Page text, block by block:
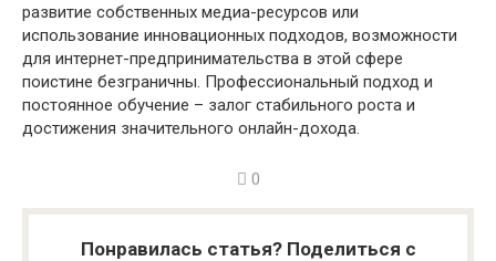
развитие собственных медиа-ресурсов или
использование инновационных подходов, возможности
для интернет-предпринимательства в этой сфере
поистине безграничны. Профессиональный подход и
постоянное обучение – залог стабильного роста и
достижения значительного онлайн-дохода.
0
Понравилась статья? Поделиться с